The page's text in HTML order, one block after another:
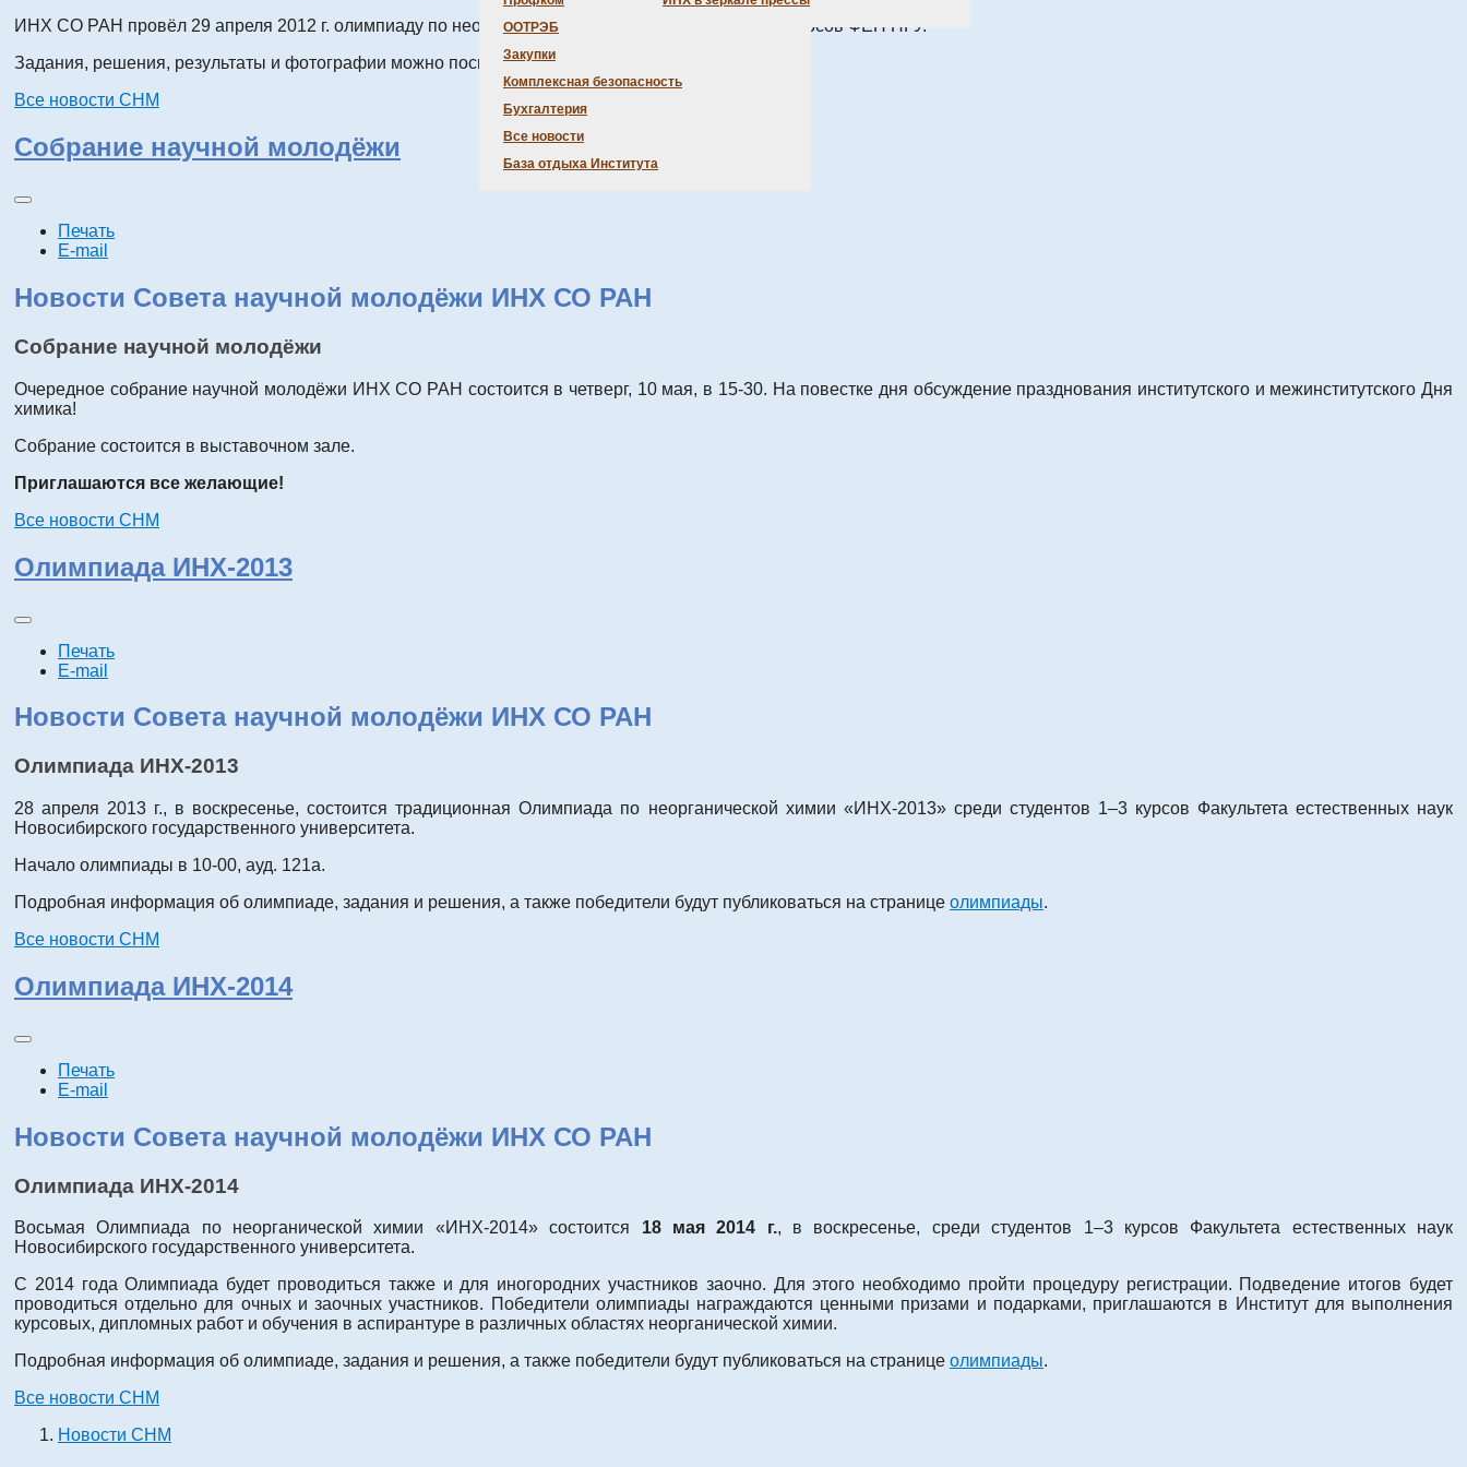
ООТРЭБ
Закупки
Комплексная безопасность
Бухгалтерия
Все новости
База отдыха Института
ИНХ СО РАН провёл 29 апреля 2012 г. олимпиаду по неорганической химии для студентов 1-3 курсов ФЕН НГУ.
Задания, решения, результаты и фотографии можно посмотреть на странице
Все новости СНМ
Собрание научной молодёжи
Печать
E-mail
Новости Совета научной молодёжи ИНХ СО РАН
Собрание научной молодёжи
Очередное собрание научной молодёжи ИНХ СО РАН состоится в четверг, 10 мая, в 15-30. На повестке дня обсуждение празднования институтского и межинститутского Дня
химика!
Собрание состоится в выставочном зале.
Приглашаются все желающие!
Все новости СНМ
Олимпиада ИНХ-2013
Печать
E-mail
Новости Совета научной молодёжи ИНХ СО РАН
Олимпиада ИНХ-2013
28 апреля 2013 г., в воскресенье, состоится традиционная Олимпиада по неорганической химии «ИНХ-2013» среди студентов 1–3 курсов Факультета естественных наук
Новосибирского государственного университета.
Начало олимпиады в 10-00, ауд. 121а.
Подробная информация об олимпиаде, задания и решения, а также победители будут публиковаться на странице олимпиады.
Все новости СНМ
Олимпиада ИНХ-2014
Печать
E-mail
Новости Совета научной молодёжи ИНХ СО РАН
Олимпиада ИНХ-2014
Восьмая Олимпиада по неорганической химии «ИНХ-2014» состоится 18 мая 2014 г., в воскресенье, среди студентов 1–3 курсов Факультета естественных наук
Новосибирского государственного университета.
С 2014 года Олимпиада будет проводиться также и для иногородних участников заочно. Для этого необходимо пройти процедуру регистрации. Подведение итогов будет
проводиться отдельно для очных и заочных участников. Победители олимпиады награждаются ценными призами и подарками, приглашаются в Институт для выполнения
курсовых, дипломных работ и обучения в аспирантуре в различных областях неорганической химии.
Подробная информация об олимпиаде, задания и решения, а также победители будут публиковаться на странице олимпиады.
Все новости СНМ
Новости СНМ